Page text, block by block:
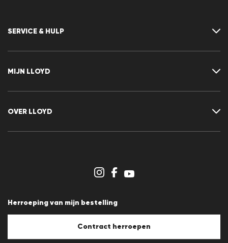
SERVICE & HULP
Maattabel
Retour
MIJN LLOYD
Nieuwsbrief
OVER LLOYD
Afdruk
Cookiebeleid
Herroeping van mijn bestelling
Contract herroepen